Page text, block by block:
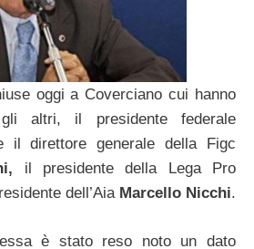
oggi a Coverciano cui hanno
altri, il presidente federale
direttore generale della Figc
il presidente della Lega Pro
dell’Aia Marcello Nicchi.
è stato reso noto un dato